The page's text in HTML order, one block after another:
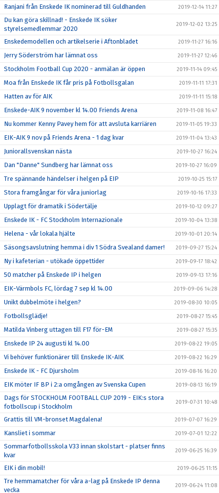
Ranjani från Enskede IK nominerad till Guldhanden 2019-12-14 11:27
Du kan göra skillnad! - Enskede IK söker
styrelsemedlemmar 2020
2019-12-02 13:25
Enskedemodellen och artikelserie i Aftonbladet 2019-11-27 16:16
Jerry Söderström har lämnat oss 2019-11-27 12:46
Stockholm Football Cup 2020 - anmälan är öppen 2019-11-14 09:45
Moa från Enskede IK får pris på Fotbollsgalan 2019-11-11 17:31
Hatten av för AIK 2019-11-11 15:18
Enskede-AIK 9 november kl 14.00 Friends Arena 2019-11-08 16:47
Nu kommer Kenny Pavey hem för att avsluta karriären 2019-11-05 19:33
EIK-AIK 9 nov på Friends Arena - 1 dag kvar 2019-11-04 13:43
Juniorallsvenskan nästa 2019-10-27 16:24
Dan "Danne" Sundberg har lämnat oss 2019-10-27 16:09
Tre spännande händelser i helgen på EIP 2019-10-25 15:17
Stora framgångar för våra juniorlag 2019-10-16 17:33
Upplagt för dramatik i Södertälje 2019-10-12 09:27
Enskede IK - FC Stockholm Internazionale 2019-10-04 13:38
Helena - vår lokala hjälte 2019-10-01 20:14
Säsongsavslutning hemma i div 1 Södra Svealand damer! 2019-09-27 15:24
Ny i kafeterian - utökade öppettider 2019-09-17 18:42
50 matcher på Enskede IP i helgen 2019-09-13 17:16
EIK-Värmbols FC, lördag 7 sep kl 14.00 2019-09-06 14:28
Unikt dubbelmöte i helgen? 2019-08-30 10:05
Fotbollsglädje! 2019-08-27 15:45
Matilda Vinberg uttagen till F17 för-EM 2019-08-27 15:35
Enskede IP 24 augusti kl 14.00 2019-08-22 19:05
Vi behöver funktionärer till Enskede IK-AIK 2019-08-22 16:29
Enskede IK - FC Djursholm 2019-08-16 16:20
EIK möter IF BP i 2:a omgången av Svenska Cupen 2019-08-13 16:19
Dags för STOCKHOLM FOOTBALL CUP 2019 - EIK:s stora
fotbollscup i Stockholm
2019-07-31 10:48
Grattis till VM-bronset Magdalena! 2019-07-07 16:29
Kansliet i sommar 2019-07-01 12:22
Sommarfotbollsskola V33 innan skolstart - platser finns
kvar
2019-06-25 16:39
EIK i din mobil! 2019-06-25 11:15
Tre hemmamatcher för våra a-lag på Enskede IP denna
vecka
2019-06-24 11:08